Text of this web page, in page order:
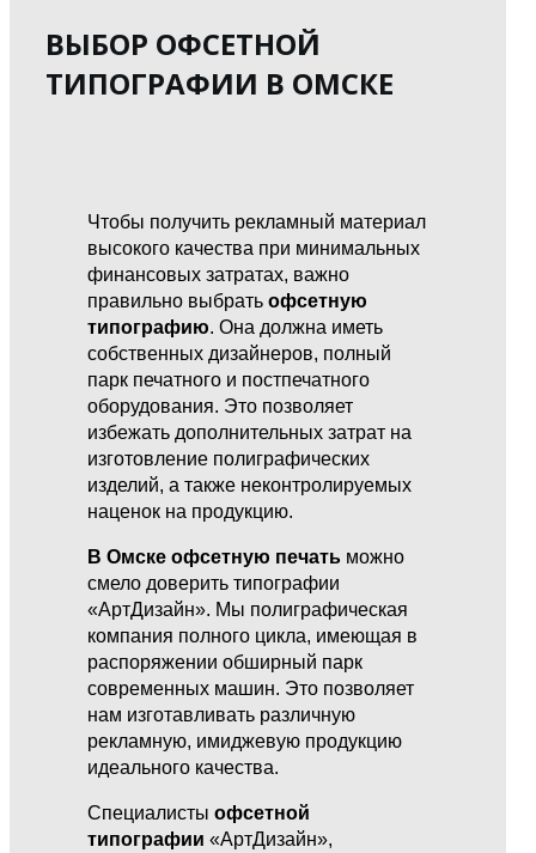
ВЫБОР ОФСЕТНОЙ
ТИПОГРАФИИ В ОМСКЕ
Чтобы получить рекламный материал
высокого качества при минимальных
финансовых затратах, важно
правильно выбратьофсетную
типографию. Она должна иметь
собственных дизайнеров, полный
парк печатного и постпечатного
оборудования. Это позволяет
избежать дополнительных затрат на
изготовление полиграфических
изделий, а также неконтролируемых
наценок на продукцию.
В Омске офсетную печать можно
смело доверить типографии
«АртДизайн». Мы полиграфическая
компания полного цикла, имеющая в
распоряжении обширный парк
современных машин. Это позволяет
нам изготавливать различную
рекламную, имиджевую продукцию
идеального качества.
Специалистыофсетной
типографии «АртДизайн»,